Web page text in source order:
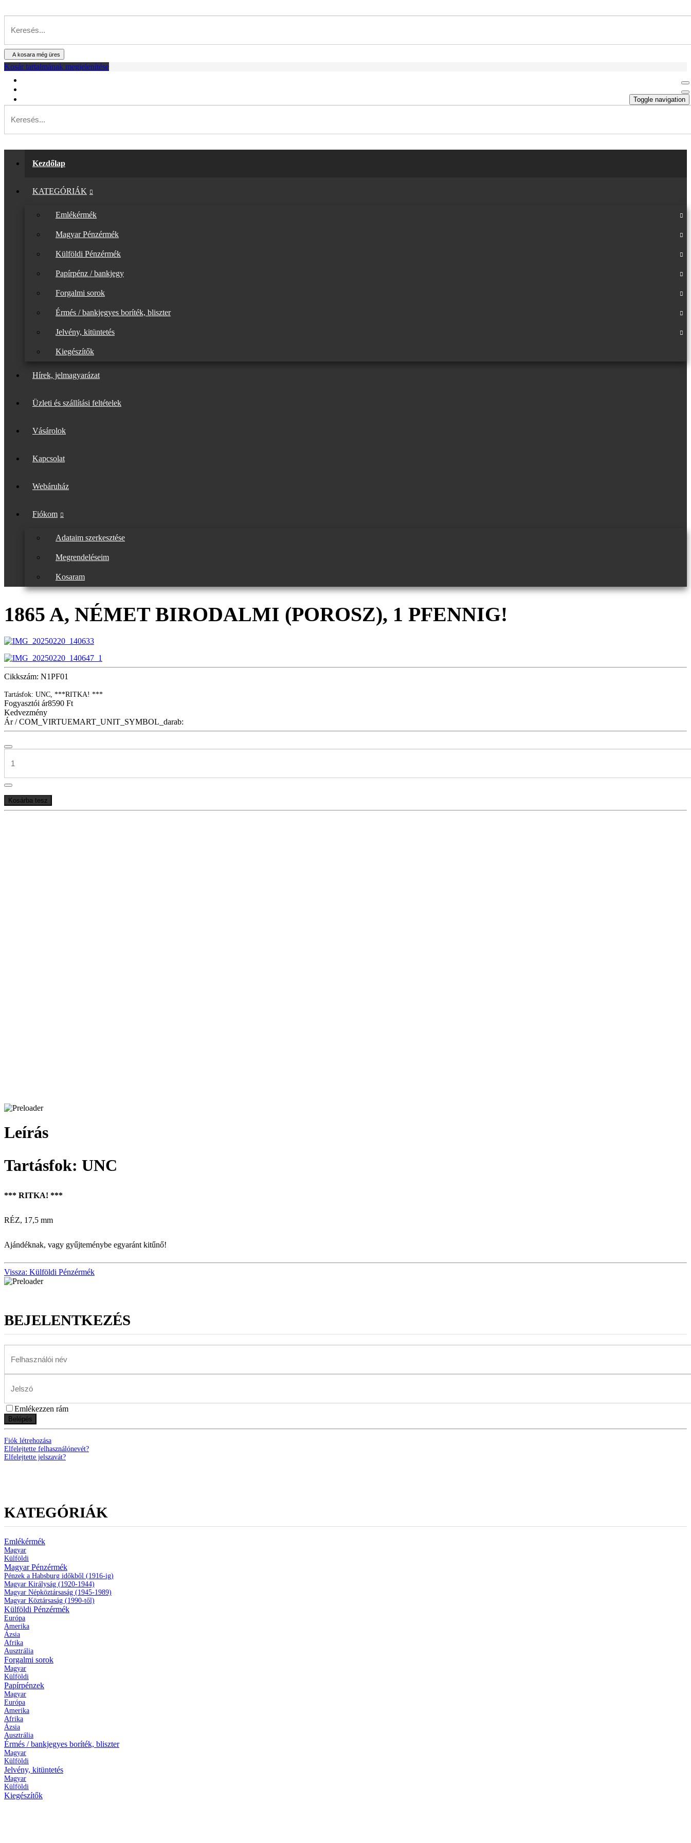
A kosara még üres
Kosár tartalmának megjelenítése
Toggle navigation
Kezdőlap
KATEGÓRIÁK
Emlékérmék
Magyar Pénzérmék
Külföldi Pénzérmék
Papírpénz / bankjegy
Forgalmi sorok
Érmés / bankjegyes boríték, bliszter
Jelvény, kitüntetés
Kiegészítők
Hírek, jelmagyarázat
Üzleti és szállítási feltételek
Vásárolok
Kapcsolat
Webáruház
Fiókom
Adataim szerkesztése
Megrendeléseim
Kosaram
1865 A, NÉMET BIRODALMI (POROSZ), 1 PFENNIG!
Cikkszám: N1PF01
Tartásfok: UNC, ***RITKA! ***
Fogyasztói ár8590 Ft
Kedvezmény
Ár / COM_VIRTUEMART_UNIT_SYMBOL_darab:
Leírás
Tartásfok: UNC
*** RITKA! ***
RÉZ, 17,5 mm
Ajándéknak, vagy gyűjteménybe egyaránt kitűnő!
Vissza: Külföldi Pénzérmék
BEJELENTKEZÉS
Emlékezzen rám
Belépés
Fiók létrehozása
Elfelejtette felhasználónevét?
Elfelejtette jelszavát?
KATEGÓRIÁK
Emlékérmék
Magyar
Külföldi
Magyar Pénzérmék
Pénzek a Habsburg időkből (1916-ig)
Magyar Királyság (1920-1944)
Magyar Népköztársaság (1945-1989)
Magyar Köztársaság (1990-től)
Külföldi Pénzérmék
Európa
Amerika
Ázsia
Afrika
Ausztrália
Forgalmi sorok
Magyar
Külföldi
Papírpénzek
Magyar
Európa
Amerika
Afrika
Ázsia
Ausztrália
Érmés / bankjegyes boríték, bliszter
Magyar
Külföldi
Jelvény, kitüntetés
Magyar
Külföldi
Kiegészítők